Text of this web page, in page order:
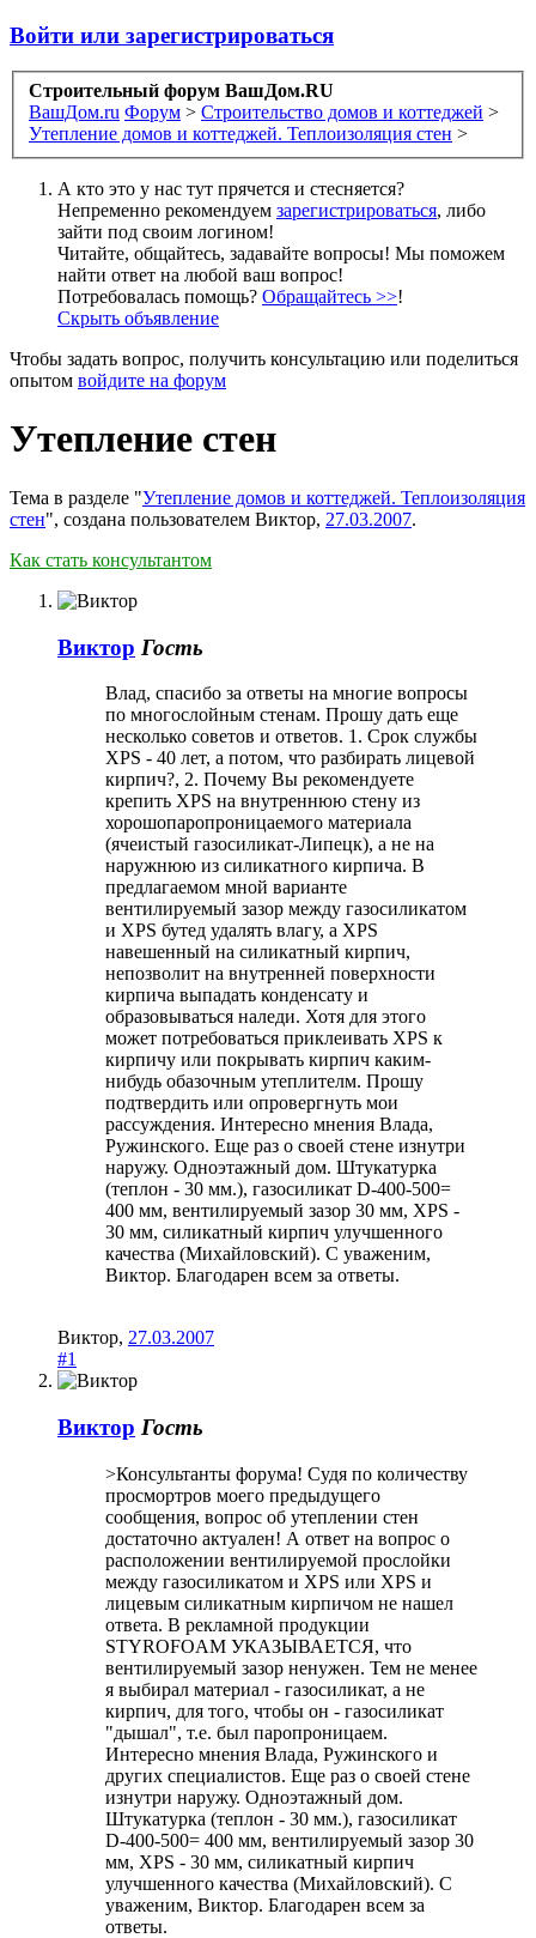
Войти или зарегистрироваться
Строительный форум ВашДом.RU
ВашДом.ru Форум > Строительство домов и коттеджей >
Утепление домов и коттеджей. Теплоизоляция стен >
А кто это у нас тут прячется и стесняется?
Непременно рекомендуем зарегистрироваться, либо
зайти под своим логином!
Читайте, общайтесь, задавайте вопросы! Мы поможем
найти ответ на любой ваш вопрос!
Потребовалась помощь? Обращайтесь >>!
Скрыть объявление
Чтобы задать вопрос, получить консультацию или поделиться
опытом войдите на форум
Утепление стен
Тема в разделе "Утепление домов и коттеджей. Теплоизоляция
стен", создана пользователем Виктор, 27.03.2007.
Как стать консультантом
Виктор Гость
Влад, спасибо за ответы на многие вопросы
по многослойным стенам. Прошу дать еще
несколько советов и ответов. 1. Срок службы
XPS - 40 лет, а потом, что разбирать лицевой
кирпич?, 2. Почему Вы рекомендуете
крепить XPS на внутреннюю стену из
хорошопаропроницаемого материала
(ячеистый газосиликат-Липецк), а не на
наружнюю из силикатного кирпича. В
предлагаемом мной варианте
вентилируемый зазор между газосиликатом
и XPS бутед удалять влагу, а XPS
навешенный на силикатный кирпич,
непозволит на внутренней поверхности
кирпича выпадать конденсату и
образовываться наледи. Хотя для этого
может потребоваться приклеивать XPS к
кирпичу или покрывать кирпич каким-
нибудь обазочным утеплителм. Прошу
подтвердить или опровергнуть мои
рассуждения. Интересно мнения Влада,
Ружинского. Еще раз о своей стене изнутри
наружу. Одноэтажный дом. Штукатурка
(теплон - 30 мм.), газосиликат D-400-500=
400 мм, вентилируемый зазор 30 мм, XPS -
30 мм, силикатный кирпич улучшенного
качества (Михайловский). С уваженим,
Виктор. Благодарен всем за ответы.
Виктор, 27.03.2007
#1
Виктор Гость
>Консультанты форума! Судя по количеству
просмортров моего предыдущего
сообщения, вопрос об утеплении стен
достаточно актуален! А ответ на вопрос о
расположении вентилируемой прослойки
между газосиликатом и XPS или XPS и
лицевым силикатным кирпичом не нашел
ответа. В рекламной продукции
STYROFOAM УКАЗЫВАЕТСЯ, что
вентилируемый зазор ненужен. Тем не менее
я выбирал материал - газосиликат, а не
кирпич, для того, чтобы он - газосиликат
"дышал", т.е. был паропроницаем.
Интересно мнения Влада, Ружинского и
других специалистов. Еще раз о своей стене
изнутри наружу. Одноэтажный дом.
Штукатурка (теплон - 30 мм.), газосиликат
D-400-500= 400 мм, вентилируемый зазор 30
мм, XPS - 30 мм, силикатный кирпич
улучшенного качества (Михайловский). С
уваженим, Виктор. Благодарен всем за
ответы.